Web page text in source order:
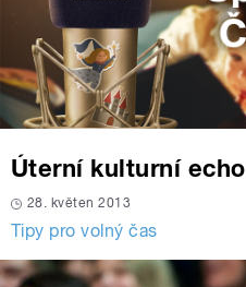
Úterní kulturní echo
28. květen 2013
Tipy pro volný čas